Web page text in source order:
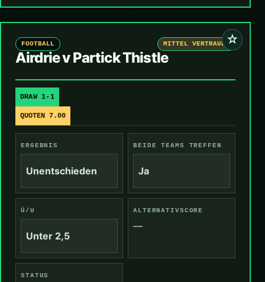
☆
FOOTBALL MITTEL VERTRAUEN
Airdrie v Partick Thistle
DRAW 1-1
QUOTEN 7.00
ERGEBNIS
Unentschieden
BEIDE TEAMS TREFFEN
Ja
Ü/U
Unter 2,5
ALTERNATIVSCORE
—
STATUS